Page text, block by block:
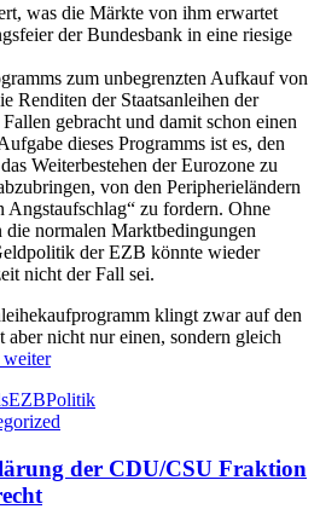
was die Märkte von ihm erwartet
der Bundesbank in eine riesige
zum unbegrenzten Aufkauf von
Renditen der Staatsanleihen der
gebracht und damit schon einen
dieses Programms ist es, den
Weiterbestehen der Eurozone zu
von den Peripherieländern
Angstaufschlag“ zu fordern. Ohne
die normalen Marktbedingungen
der EZB könnte wieder
nicht der Fall sei.
klingt zwar auf den
aber nicht nur einen, sondern gleich
weiter
EZBPolitik
der CDU/CSU Fraktion